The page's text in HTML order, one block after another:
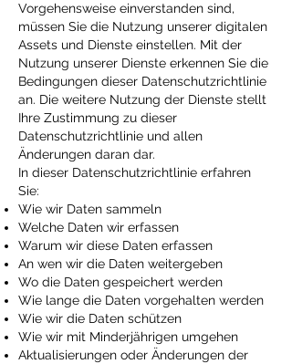
Vorgehensweise einverstanden sind,
müssen Sie die Nutzung unserer digitalen
Assets und Dienste einstellen. Mit der
Nutzung unserer Dienste erkennen Sie die
Bedingungen dieser Datenschutzrichtlinie
an. Die weitere Nutzung der Dienste stellt
Ihre Zustimmung zu dieser
Datenschutzrichtlinie und allen
Änderungen daran dar.
In dieser Datenschutzrichtlinie erfahren
Sie:
Wie wir Daten sammeln
Welche Daten wir erfassen
Warum wir diese Daten erfassen
An wen wir die Daten weitergeben
Wo die Daten gespeichert werden
Wie lange die Daten vorgehalten werden
Wie wir die Daten schützen
Wie wir mit Minderjährigen umgehen
Aktualisierungen oder Änderungen der